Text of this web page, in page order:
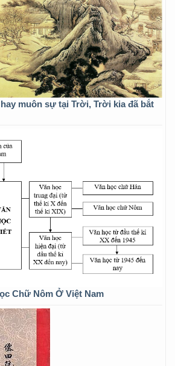
muôn sự tại Trời, Trời kia đã bắt
Chữ Nôm Ở Việt Nam